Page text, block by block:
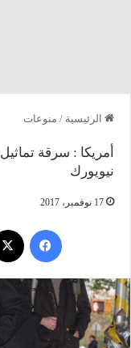
الرئيسية / منوعات
أمريكا : سرقة
نيويورك
17 نوفمبر، 2017
فيسبوك